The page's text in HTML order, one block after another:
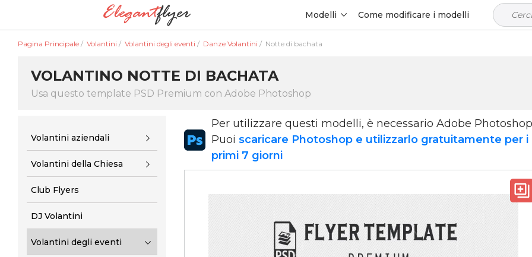
Modelli Come modificare i modelli
Pagina Principale / Volantini / Volantini degli eventi / Danze Volantini / Notte di bachata
VOLANTINO NOTTE DI BACHATA
Usa questo template PSD Premium con Adobe Photoshop
Volantini aziendali
Volantini della Chiesa
Club Flyers
DJ Volantini
Volantini degli eventi
Per utilizzare questi modelli, è necessario Adobe Photoshop
Puoi scaricare Photoshop e utilizzarlo gratuitamente per i
primi 7 giorni